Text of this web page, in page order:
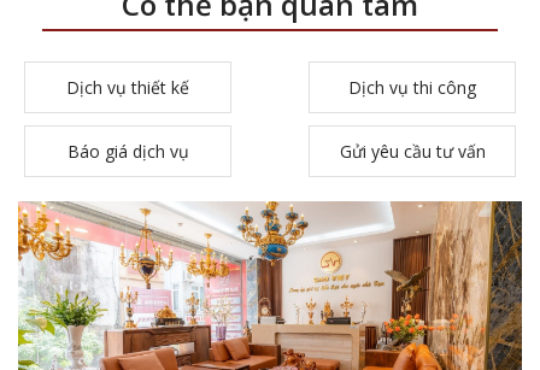
Dịch vụ thiết kế Dịch vụ thi công
Báo giá dịch vụ Gửi yêu cầu tư vấn